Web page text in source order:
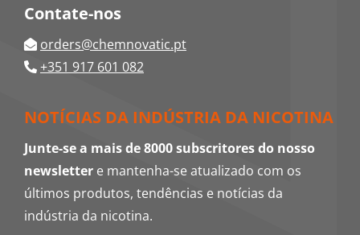
Contate-nos
orders@chemnovatic.pt
+351 917 601 082
NOTÍCIAS DA INDÚSTRIA DA NICOTINA
Junte-se a mais de 8000 subscritores do nosso
newslettere mantenha-se atualizado com os
últimos produtos, tendências e notícias da
indústria da nicotina.